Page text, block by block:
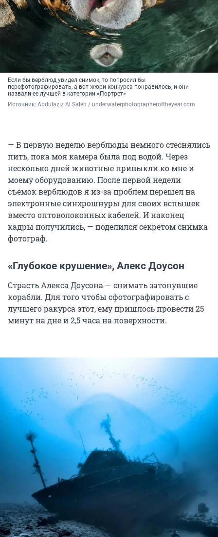
Если бы верблюд увидел снимок, то попросил бы
перефотографировать, а вот жюри конкурса понравилось, и они
назвали ее лучшей в категории «Портрет»
Источник: Abdulaziz Al Saleh / underwaterphotographeroftheyear.com
— В первую неделю верблюды немного стеснялись
пить, пока моя камера была под водой. Через
несколько дней животные привыкли ко мне и
моему оборудованию. После первой недели
съемок верблюдов я из-за проблем перешел на
электронные синхрошнуры для своих вспышек
вместо оптоволоконных кабелей. И наконец
кадры получились, — поделился секретом снимка
фотограф.
«Глубокое крушение», Алекс Доусон
Страсть Алекса Доусона — снимать затонувшие
корабли. Для того чтобы сфотографировать с
лучшего ракурса этот, ему пришлось провести 25
минут на дне и 2,5 часа на поверхности.